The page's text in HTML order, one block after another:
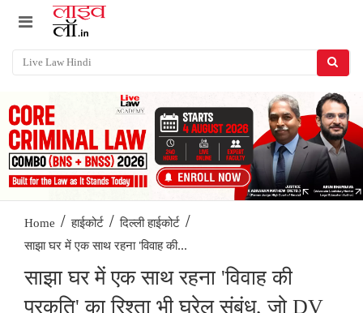
Home / हाईकोर्ट / दिल्ली हाईकोर्ट /
साझा घर में एक साथ रहना 'विवाह की...
साझा घर में एक साथ रहना 'विवाह की
प्रकृति' का रिश्ता भी घरेलू संबंध, जो DV